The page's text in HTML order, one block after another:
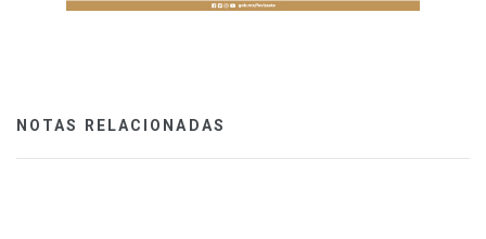
NOTAS RELACIONADAS